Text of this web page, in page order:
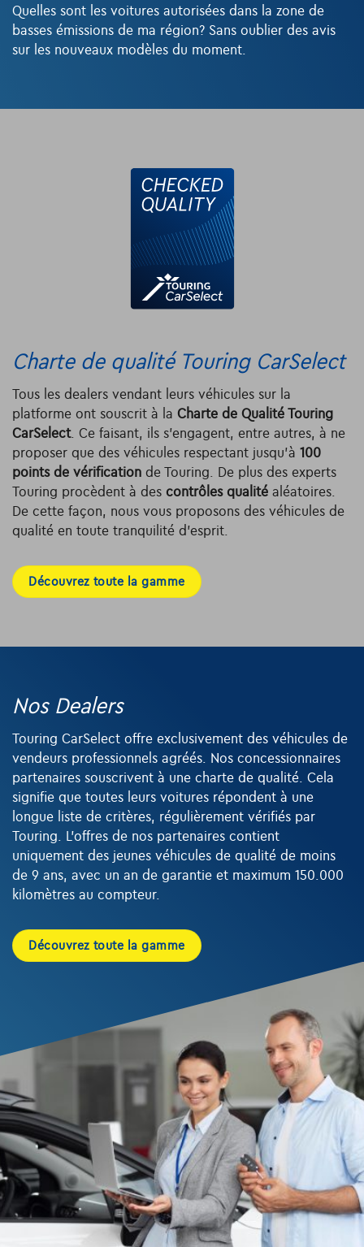
Quelles sont les voitures autorisées dans la zone de
basses émissions de ma région? Sans oublier des avis
sur les nouveaux modèles du moment.
Charte de qualité Touring CarSelect
Tous les dealers vendant leurs véhicules sur la
platforme ont souscrit à la Charte de Qualité Touring
CarSelect. Ce faisant, ils s’engagent, entre autres, à ne
proposer que des véhicules respectant jusqu’à 100
points de vérification de Touring. De plus des experts
Touring procèdent à des contrôles qualité aléatoires.
De cette façon, nous vous proposons des véhicules de
qualité en toute tranquilité d’esprit.
Découvrez toute la gamme
Nos Dealers
Touring CarSelect offre exclusivement des véhicules de
vendeurs professionnels agréés. Nos concessionnaires
partenaires souscrivent à une charte de qualité. Cela
signifie que toutes leurs voitures répondent à une
longue liste de critères, régulièrement vérifiés par
Touring. L’offres de nos partenaires contient
uniquement des jeunes véhicules de qualité de moins
de 9 ans, avec un an de garantie et maximum 150.000
kilomètres au compteur.
Découvrez toute la gamme